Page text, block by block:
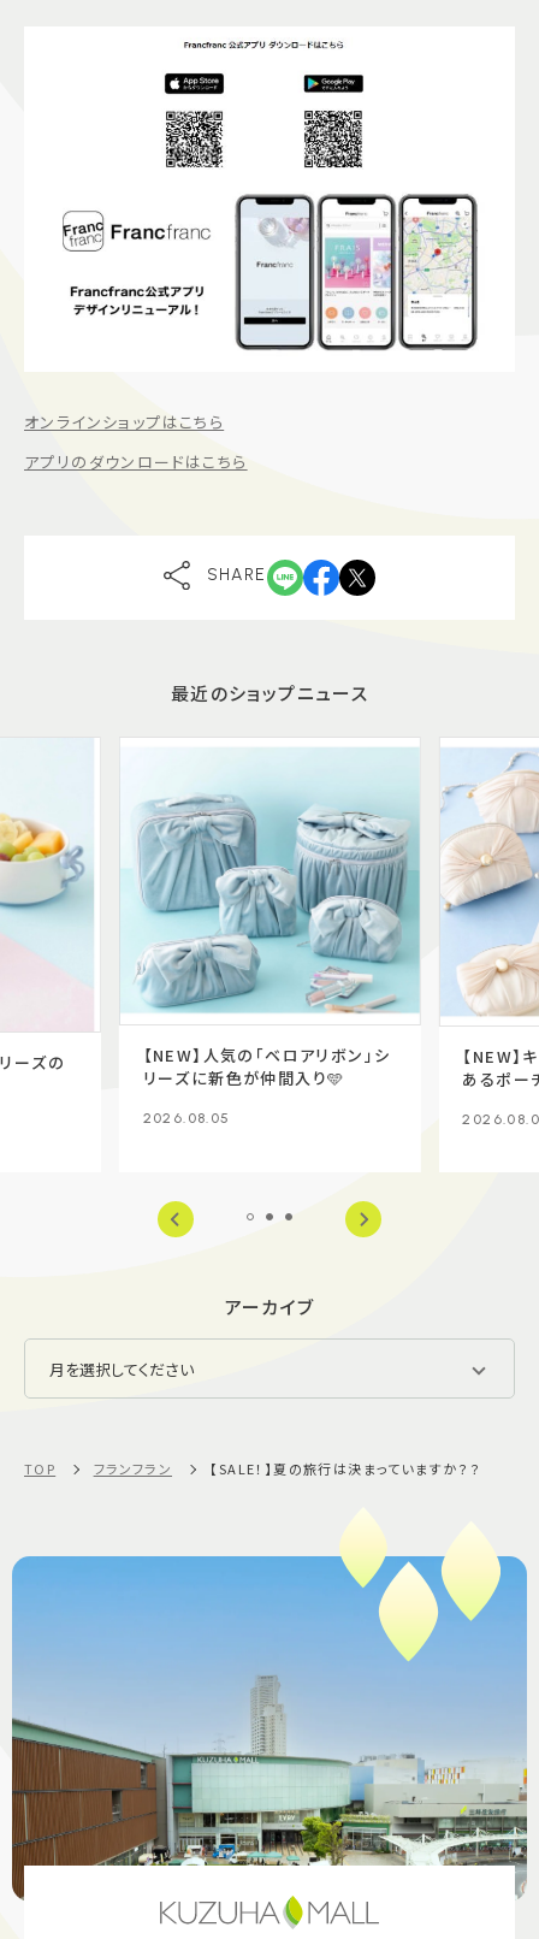
オンラインショップはこちら
アプリのダウンロードはこちら
SHARE
最近のショップニュース
ーズの
【NEW】人気の「ベロアリボン」シ
リーズに新色が仲間入り🩵
2026.08.05
【NEW】
あるポー
アーカイブ
TOP フランフラン 【SALE！】夏の旅行は決まっていますか？？